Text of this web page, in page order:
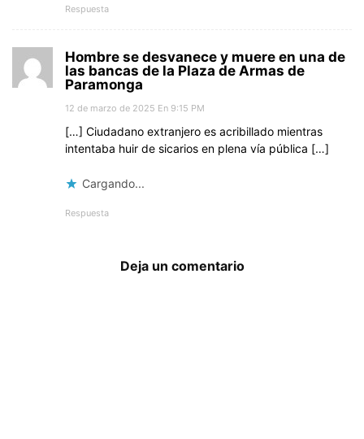
Respuesta
Hombre se desvanece y muere en una de
las bancas de la Plaza de Armas de
Paramonga
12 de marzo de 2025 En 9:15 PM
[…] Ciudadano extranjero es acribillado mientras
intentaba huir de sicarios en plena vía pública […]
Cargando...
Respuesta
Deja un comentario